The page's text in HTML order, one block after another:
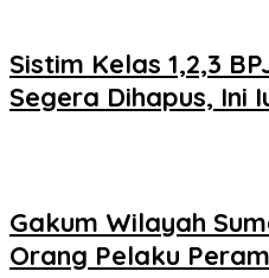
Sistim Kelas 1,2,3
Segera Dihapus, Ini
Gakum Wilayah
Orang Pelaku